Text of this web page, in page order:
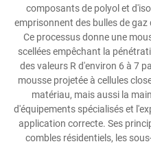
composants de polyol et
emprisonnent des bulles de
Ce processus donne une
scellées empêchant la
des valeurs R d'environ 6 à 7
mousse projetée à cellules
matériau, mais aussi la
d'équipements spécialisés et
application correcte. Ses
combles résidentiels, les